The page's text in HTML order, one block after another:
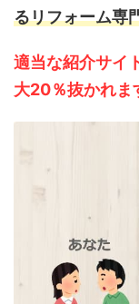
るリフォーム専
適当な紹介サイ
大20％抜かれま